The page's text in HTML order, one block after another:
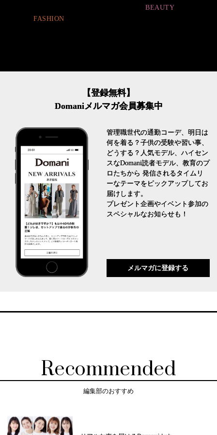
FASHION
BEAUTY
【登録無料】
Domaniメルマガ会員募集中
管理職世代の通勤コーデ、明日は
何を着る？子供の受験や習い事、
どうする？人気モデル、ハイセン
スなDomani読者モデル、教育のプ
ロたちから 発信されるタイムリ
ーなテーマをピックアップしてお
届けします。
プレゼント企画やイベント参加の
スペシャルなお知らせも！
メルマガに登録する
Recommended
編集部のおすすめ